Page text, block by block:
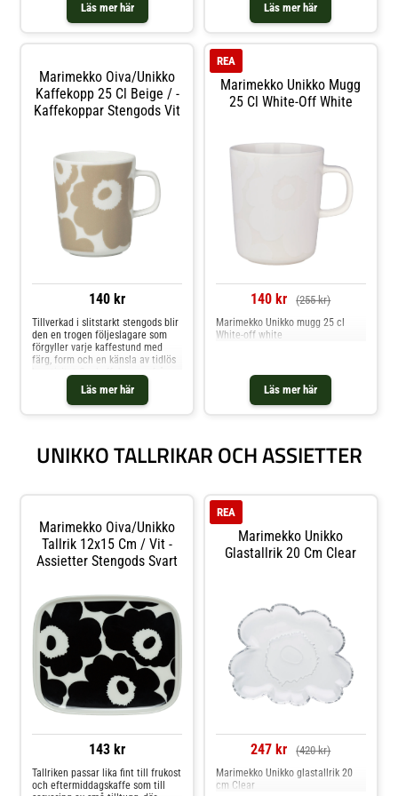
Läs mer här Läs mer här
Marimekko Oiva/unikko
Kaffekopp 25 Cl Beige / -
Kaffekoppar Stengods Vit
140 kr
Läs mer här
Tillverkad i slitstarkt stengods blir
den en trogen följeslagare som
förgyller varje kaffestund med
färg, form och en känsla av tidlös
Marimekko- Förenar Maija Isolas
Unikko-mönster med Sami
Ruotsalainens Oiva-formgivning.-
mikrovågsugn och frys. Shoppa
Kaffekoppar och mer Muggar &
Marimekko Unikko Mugg
25 Cl White-Off White
REA
140 kr (255 kr)
Läs mer här
Marimekko Unikko mugg 25 cl
White-off white
UNIKKO TALLRIKAR OCH ASSIETTER
Marimekko Oiva/unikko
Tallrik 12x15 Cm / Vit -
Assietter Stengods Svart
143 kr
Tallriken passar lika fint till frukost
och eftermiddagskaffe som till
Marimekko Unikko
Glastallrik 20 Cm Clear
REA
247 kr (420 kr)
Marimekko Unikko glastallrik 20
cm Clear